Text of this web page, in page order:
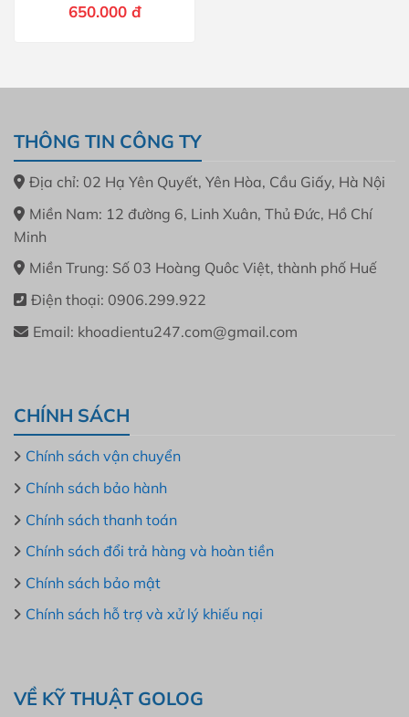
650.000 đ
THÔNG TIN CÔNG TY
Địa chỉ: 02 Hạ Yên Quyết, Yên Hòa, Cầu Giấy, Hà Nội
Miền Nam: 12 đường 6, Linh Xuân, Thủ Đức, Hồ Chí
Minh
Miền Trung: Số 03 Hoàng Quôc Việt, thành phố Huế
Điện thoại: 0906.299.922
Email: khoadientu247.com@gmail.com
CHÍNH SÁCH
Chính sách vận chuyển
Chính sách bảo hành
Chính sách thanh toán
Chính sách đổi trả hàng và hoàn tiền
Chính sách bảo mật
Chính sách hỗ trợ và xử lý khiếu nại
VỀ KỸ THUẬT GOLOG